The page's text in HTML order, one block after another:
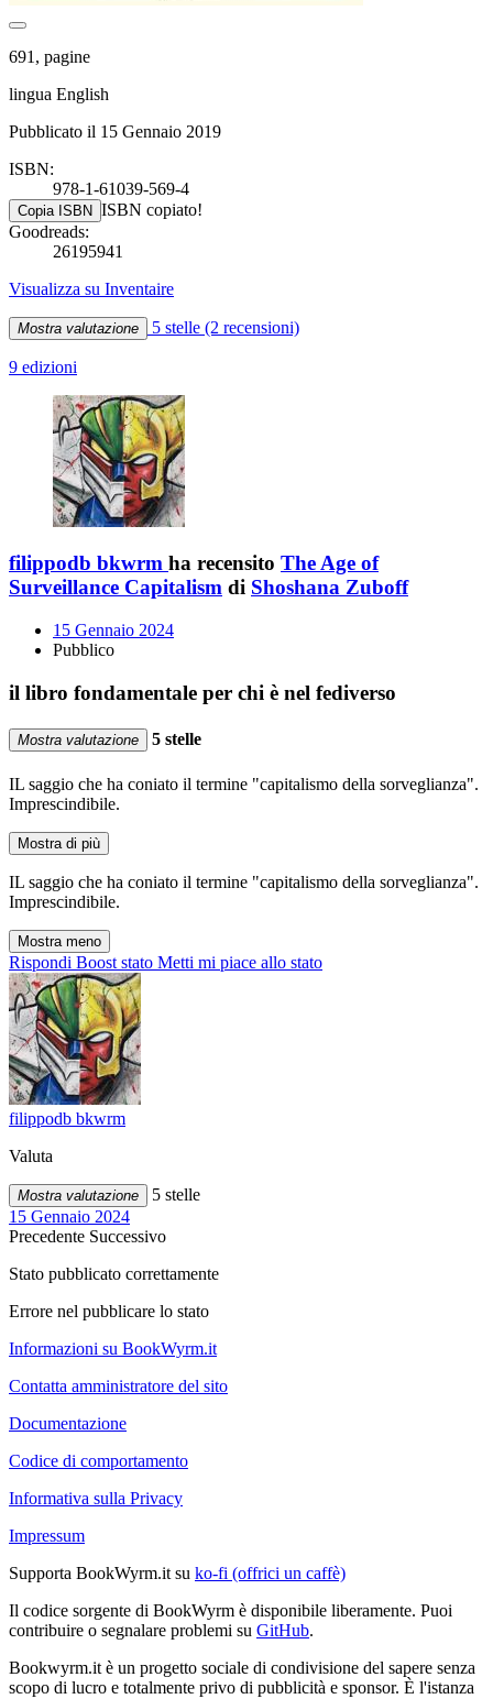
691, pagine
lingua English
Pubblicato il 15 Gennaio 2019
ISBN:
978-1-61039-569-4
Copia ISBN ISBN copiato!
Goodreads:
26195941
Visualizza su Inventaire
Mostra valutazione 5 stelle (2 recensioni)
9 edizioni
filippodb bkwrm ha recensito The Age of
Surveillance Capitalism di Shoshana Zuboff
15 Gennaio 2024
Pubblico
il libro fondamentale per chi è nel fediverso
Mostra valutazione 5 stelle
IL saggio che ha coniato il termine "capitalismo della sorveglianza".
Imprescindibile.
Mostra di più
IL saggio che ha coniato il termine "capitalismo della sorveglianza".
Imprescindibile.
Mostra meno
Rispondi Boost stato Metti mi piace allo stato
filippodb bkwrm
Valuta
Mostra valutazione
5 stelle
15 Gennaio 2024
Precedente Successivo
Stato pubblicato correttamente
Errore nel pubblicare lo stato
Informazioni su BookWyrm.it
Contatta amministratore del sito
Documentazione
Codice di comportamento
Informativa sulla Privacy
Impressum
Supporta BookWyrm.it su ko-fi (offrici un caffè)
Il codice sorgente di BookWyrm è disponibile liberamente. Puoi
contribuire o segnalare problemi su GitHub.
Bookwyrm.it è un progetto sociale di condivisione del sapere senza
scopo di lucro e totalmente privo di pubblicità e sponsor. È l'istanza